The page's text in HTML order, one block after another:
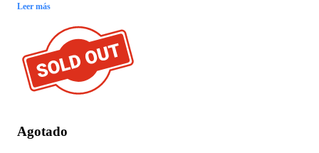
Leer más
Agotado